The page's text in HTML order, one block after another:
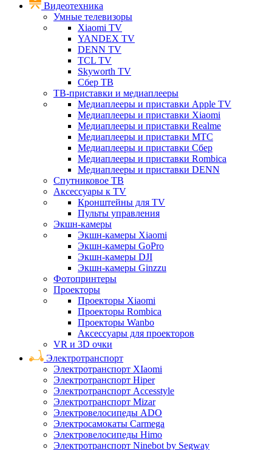
Видеотехника
Умные телевизоры
Xiaomi TV
YANDEX TV
DENN TV
TCL TV
Skyworth TV
Сбер ТВ
ТВ-приставки и медиаплееры
Медиаплееры и приставки Apple TV
Медиаплееры и приставки Xiaomi
Медиаплееры и приставки Realme
Медиаплееры и приставки МТС
Медиаплееры и приставки Сбер
Медиаплееры и приставки Rombica
Медиаплееры и приставки DENN
Спутниковое ТВ
Аксессуары к TV
Кронштейны для TV
Пульты управления
Экшн-камеры
Экшн-камеры Xiaomi
Экшн-камеры GoPro
Экшн-камеры DJI
Экшн-камеры Ginzzu
Фотопринтеры
Проекторы
Проекторы Xiaomi
Проекторы Rombica
Проекторы Wanbo
Аксессуары для проекторов
VR и 3D очки
Электротранспорт
Электротранспорт XIaomi
Электротранспорт Hiper
Электротранспорт Accesstyle
Электротранспорт Mizar
Электровелосипеды ADO
Электросамокаты Carmega
Электровелосипеды Himo
Электротранспорт Ninebot by Segway